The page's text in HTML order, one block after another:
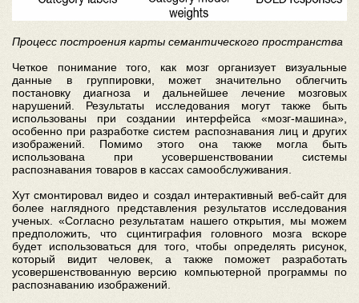
Процесс построения карты семантического пространства
Четкое понимание того, как мозг организует визуальные
данные в группировки, может значительно облегчить
постановку диагноза и дальнейшее лечение мозговых
нарушений. Результаты исследования могут также быть
использованы при создании интерфейса «мозг-машина»,
особенно при разработке систем распознавания лиц и других
изображений. Помимо этого она также могла быть
использована при усовершенствовании системы
распознавания товаров в кассах самообслуживания.
Хут смонтировал видео и создал интерактивный веб-сайт для
более наглядного представления результатов исследования
ученых. «Согласно результатам нашего открытия, мы можем
предположить, что сцинтиграфия головного мозга вскоре
будет использоваться для того, чтобы определять рисунок,
который видит человек, а также поможет разработать
усовершенствованную версию компьютерной программы по
распознаванию изображений.